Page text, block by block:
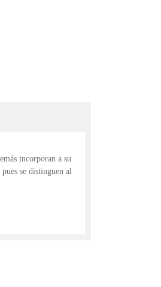
incorporan a su
se distinguen al